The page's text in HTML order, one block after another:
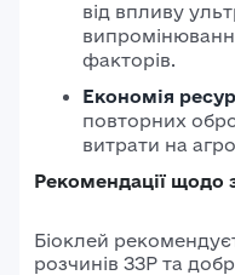
від впливу
факторів.​
Економія
повторних
витрати на
Рекомендації щодо
Біоклей
розчинів ЗЗР та